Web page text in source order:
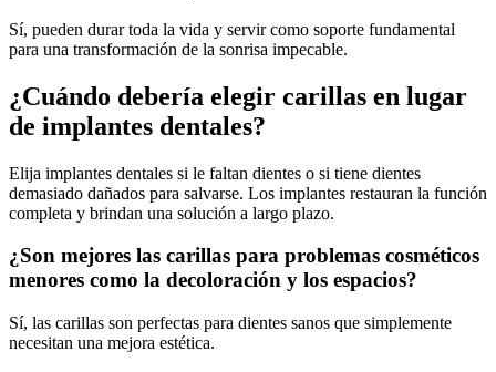
Sí, pueden durar toda la vida y servir como soporte fundamental
para una transformación de la sonrisa impecable.
¿Cuándo debería elegir carillas en lugar
de implantes dentales?
Elija implantes dentales si le faltan dientes o si tiene dientes
demasiado dañados para salvarse. Los implantes restauran la función
completa y brindan una solución a largo plazo.
¿Son mejores las carillas para problemas cosméticos
menores como la decoloración y los espacios?
Sí, las carillas son perfectas para dientes sanos que simplemente
necesitan una mejora estética.